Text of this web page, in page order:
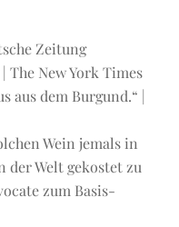
Zeitung
New York Times
dem Burgund.“ |
Wein jemals in
der Welt gekostet zu
zum Basis-